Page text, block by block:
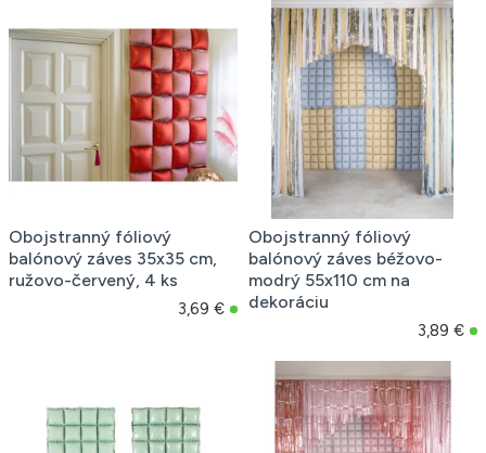
Obojstranný fóliový
balónový záves 35x35 cm,
ružovo-červený, 4 ks
3,69 €
Obojstranný fóliový
balónový záves béžovo-
modrý 55x110 cm na
dekoráciu
3,89 €